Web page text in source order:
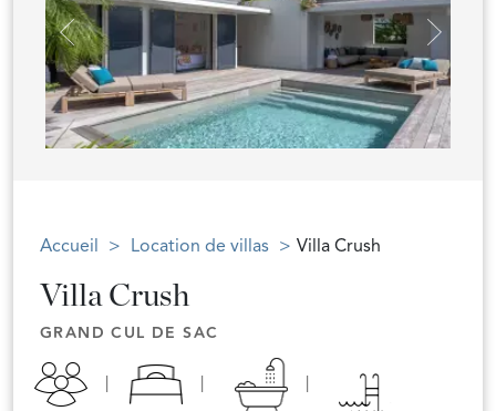
Accueil Location de villas Villa Crush
Villa Crush
GRAND CUL DE SAC